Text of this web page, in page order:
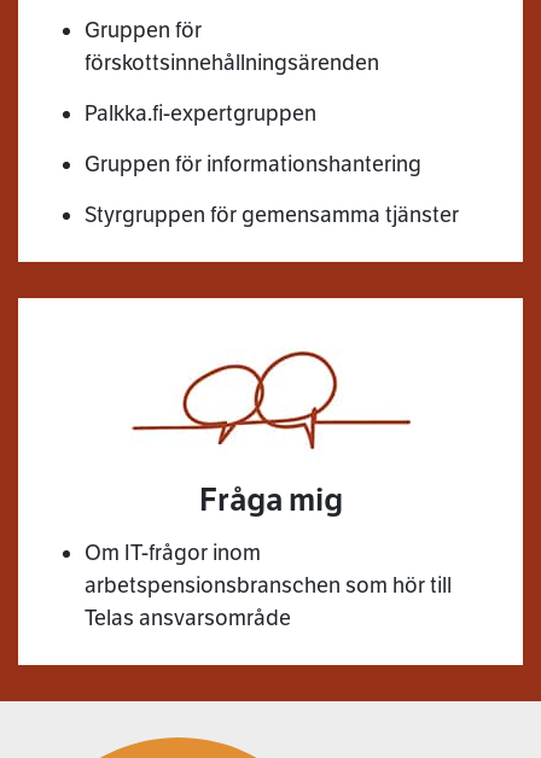
Gruppen för
förskottsinnehållningsärenden
Palkka.fi-expertgruppen
Gruppen för informationshantering
Styrgruppen för gemensamma tjänster
Fråga mig
Om IT-frågor inom
arbetspensionsbranschen som hör till
Telas ansvarsområde